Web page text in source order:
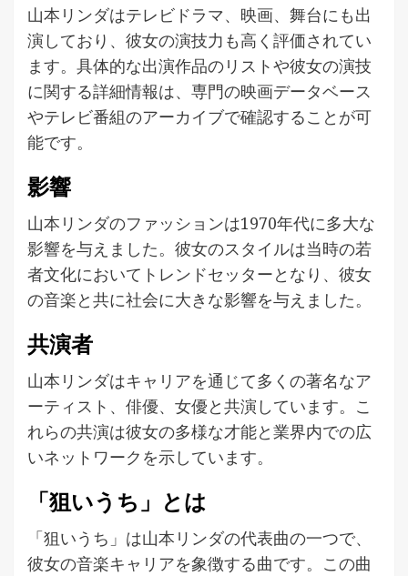
山本リンダはテレビドラマ、映画、舞台にも出
演しており、彼女の演技力も高く評価されてい
ます。具体的な出演作品のリストや彼女の演技
に関する詳細情報は、専門の映画データベース
やテレビ番組のアーカイブで確認することが可
能です。
影響
山本リンダのファッションは1970年代に多大な
影響を与えました。彼女のスタイルは当時の若
者文化においてトレンドセッターとなり、彼女
の音楽と共に社会に大きな影響を与えました。
共演者
山本リンダはキャリアを通じて多くの著名なア
ーティスト、俳優、女優と共演しています。こ
れらの共演は彼女の多様な才能と業界内での広
いネットワークを示しています。
「狙いうち」とは
「狙いうち」は山本リンダの代表曲の一つで、
彼女の音楽キャリアを象徴する曲です。この曲